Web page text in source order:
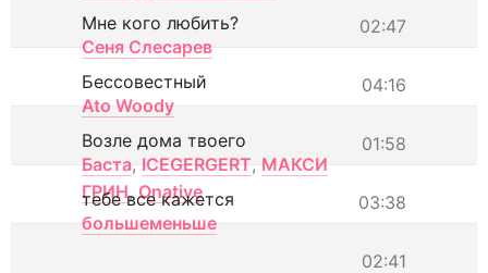
02:47
Мне кого любить?
Сеня Слесарев
04:16
Бессовестный
Ato Woody
01:58
Возле дома твоего
Баста, ICEGERGERT, МАКСИ
ГРИН, Onative 03:38
тебе все кажется
большеменьше
02:41